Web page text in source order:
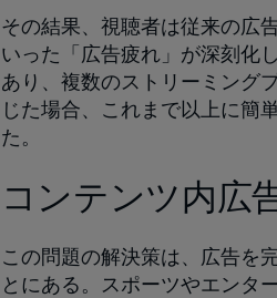
その結果、視聴者は従来の広
いった「広告疲れ」が深刻化
あり、複数のストリーミング
じた場合、これまで以上に簡
た。
コンテンツ内広
この問題の解決策は、広告を
とにある。スポーツやエンタ